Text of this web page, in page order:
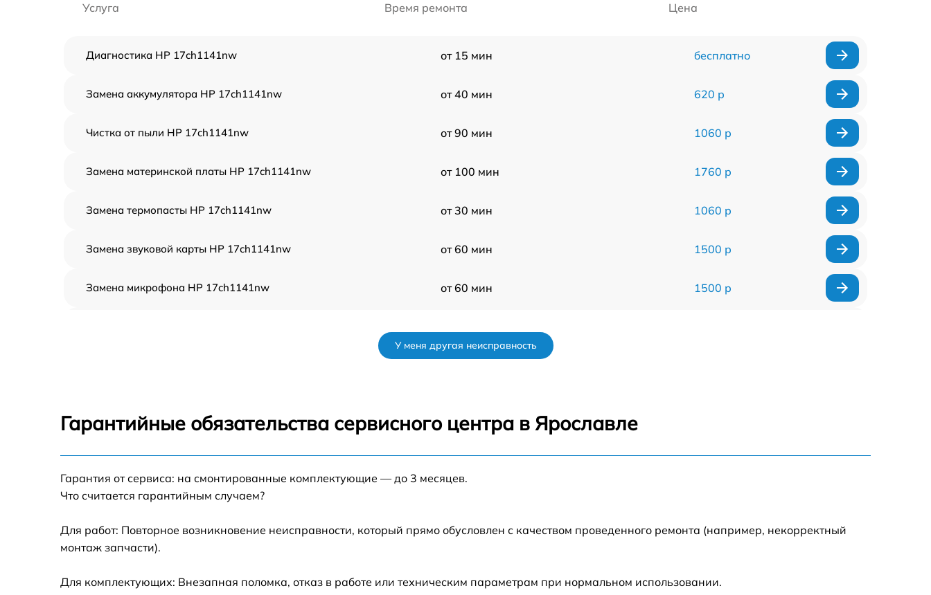
Услуга Время ремонта Цена
Диагностика HP 17ch1141nw от 15 мин бесплатно
Замена аккумулятора HP 17ch1141nw от 40 мин 620 р
Чистка от пыли HP 17ch1141nw от 90 мин 1060 р
Замена материнской платы HP 17ch1141nw от 100 мин 1760 р
Замена термопасты HP 17ch1141nw от 30 мин 1060 р
Замена звуковой карты HP 17ch1141nw от 60 мин 1500 р
Замена микрофона HP 17ch1141nw от 60 мин 1500 р
Замена шлейфа матрицы HP 17ch1141nw от 60 мин
порта) HP 17ch1141nw
У меня другая неисправность
Гарантийные обязательства сервисного центра в Ярославле
Гарантия от сервиса: на смонтированные комплектующие — до 3 месяцев.
Что считается гарантийным случаем?
Для работ: Повторное возникновение неисправности, который прямо обусловлен с качеством проведенного ремонта (например, некорректный
монтаж запчасти).
Для комплектующих: Внезапная поломка, отказ в работе или техническим параметрам при нормальном использовании.